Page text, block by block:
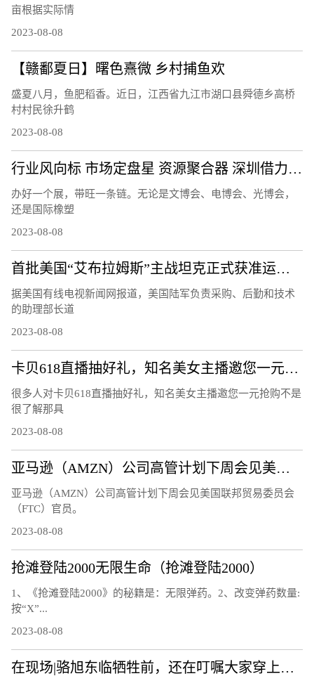
亩根据实际情
2023-08-08
【赣鄱夏日】曙色熹微 乡村捕鱼欢
盛夏八月，鱼肥稻香。近日，江西省九江市湖口县舜德乡高桥
村村民徐升鹤
2023-08-08
行业风向标 市场定盘星 资源聚合器 深圳借力会展打造产业发展活力场
办好一个展，带旺一条链。无论是文博会、电博会、光博会，
还是国际橡塑
2023-08-08
首批美国“艾布拉姆斯”主战坦克正式获准运往乌克兰
据美国有线电视新闻网报道，美国陆军负责采购、后勤和技术
的助理部长道
2023-08-08
卡贝618直播抽好礼，知名美女主播邀您一元抢购
很多人对卡贝618直播抽好礼，知名美女主播邀您一元抢购不是
很了解那具
2023-08-08
亚马逊（AMZN）公司高管计划下周会见美国联邦贸易委员会（FTC）官员
亚马逊（AMZN）公司高管计划下周会见美国联邦贸易委员会
（FTC）官员。
2023-08-08
抢滩登陆2000无限生命（抢滩登陆2000）
1、《抢滩登陆2000》的秘籍是：无限弹药。2、改变弹药数量:
按“X”...
2023-08-08
在现场|骆旭东临牺牲前，还在叮嘱大家穿上救生衣